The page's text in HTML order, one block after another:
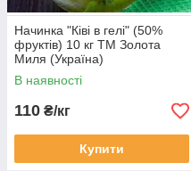
Начинка "Ківі в гелі" (50%
фруктів) 10 кг ТМ Золота
Миля (Україна)
В наявності
110 ₴/кг
Купити